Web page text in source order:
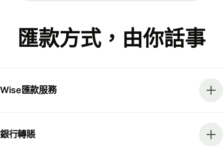
匯款方式，由你話事
Wise匯款服務
銀行轉賬